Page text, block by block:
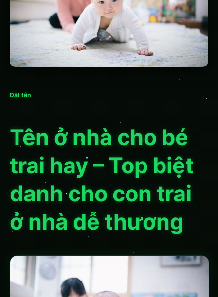
Đặt tên
Tên ở nhà cho bé
trai hay – Top biệt
danh cho con trai
ở nhà dễ thương